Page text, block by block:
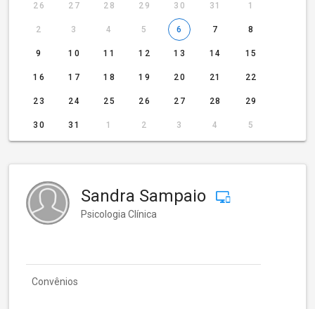
26 27 28 29 30 31 1
2 3 4 5 6 7 8
9 10 11 12 13 14 15
16 17 18 19 20 21 22
23 24 25 26 27 28 29
30 31 1 2 3 4 5
Sandra Sampaio
Psicologia Clínica
Convênios